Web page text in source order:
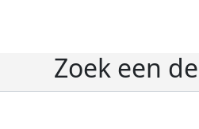
Zoek een